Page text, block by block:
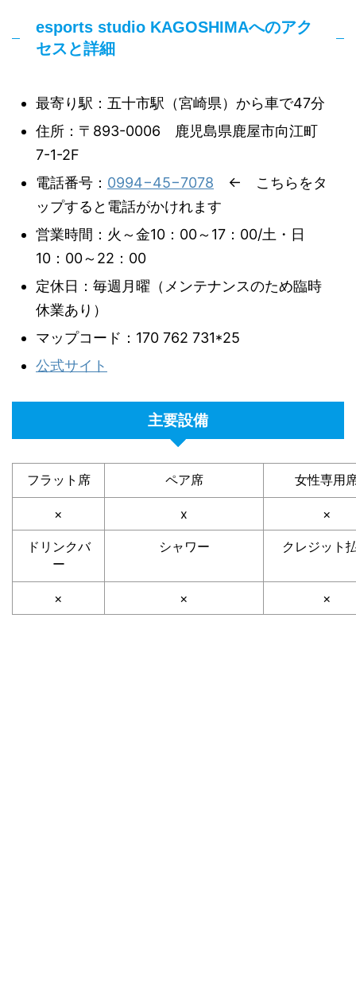
esports studio KAGOSHIMAへのアク
セスと詳細
最寄り駅：五十市駅（宮崎県）から車で47分
住所：〒893-0006 鹿児島県鹿屋市向江町
7-1-2F
電話番号： 0994−45−7078 ← こちらをタ
ップすると電話がかけれます
営業時間：火～金10：00～17：00/土・日
10：00～22：00
定休日：毎週月曜（メンテナンスのため臨時
休業あり）
マップコード：170 762 731*25
公式サイト
主要設備
フラット席 ペア席 女性専用
× x ×
ドリンクバ
ー
シャワー クレジット
× × ×